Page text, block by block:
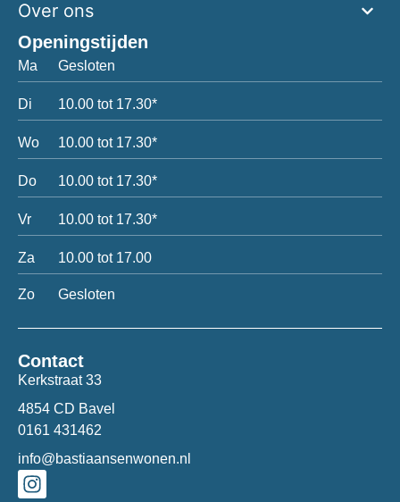
Over ons
Openingstijden
Ma Gesloten
Di 10.00 tot 17.30*
Wo 10.00 tot 17.30*
Do 10.00 tot 17.30*
Vr 10.00 tot 17.30*
Za 10.00 tot 17.00
Zo Gesloten
Contact
Kerkstraat 33
4854 CD Bavel
0161 431462
info@bastiaansenwonen.nl